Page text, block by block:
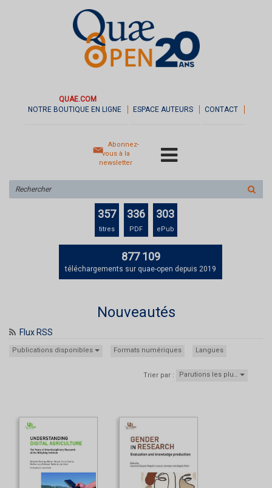
QUAE.COM
NOTRE BOUTIQUE EN LIGNE
ESPACE AUTEURS CONTACT
Abonnez-
vous à la
newsletter
sur
le
357
titres
336
PDF
303
ePub
877 109
téléchargements sur quae-open depuis 2019
Nouveautés
Flux RSS
Publications disponibles Formats numériques Langues
Trier par : Parutions les plu…